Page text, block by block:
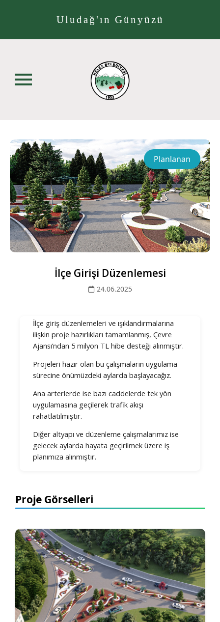
Uludağ'ın Günyüzü
Planlanan
İlçe Girişi Düzenlemesi
24.06.2025
İlçe giriş düzenlemeleri ve ışıklandırmalarına
ilişkin proje hazırlıkları tamamlanmış, Çevre
Ajansı’ndan 5 milyon TL hibe desteği alınmıştır.
Projeleri hazır olan bu çalışmaların uygulama
sürecine önümüzdeki aylarda başlayacağız.
Ana arterlerde ise bazı caddelerde tek yön
uygulamasına geçilerek trafik akışı
rahatlatılmıştır.
Diğer altyapı ve düzenleme çalışmalarımız ise
gelecek aylarda hayata geçirilmek üzere iş
planımıza alınmıştır.
Proje Görselleri